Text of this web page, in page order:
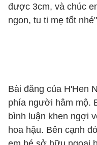
được 3cm, và chúc
ngon, tu ti mẹ tốt
Bài đăng của H'Hen
phía người hâm mộ.
bình luận khen ngợi
hoa hậu. Bên cạnh